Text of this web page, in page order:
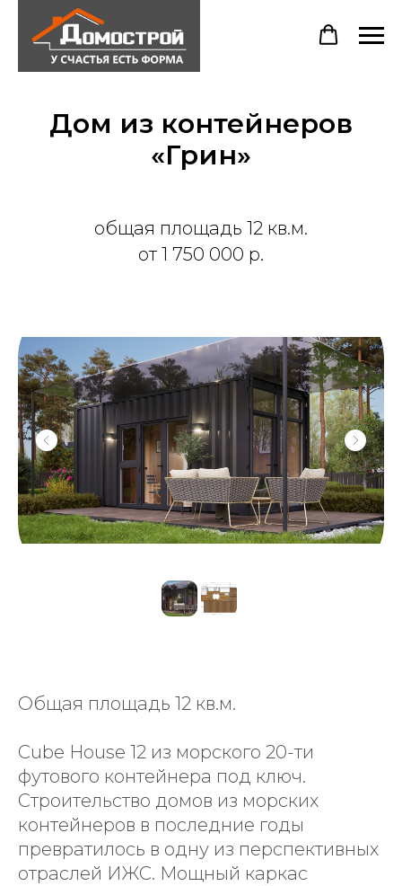
Дом из контейнеров
«Грин»
общая площадь 12 кв.м.
от 1 750 000 р.
Общая площадь 12 кв.м.
Cube House 12 из морского 20-ти
футового контейнера под ключ.
Строительство домов из морских
контейнеров в последние годы
превратилось в одну из перспективных
отраслей ИЖС. Мощный каркас